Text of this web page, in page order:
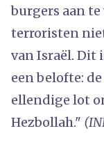
burgers aan
terroristen
van Israël. Dit
een belofte:
ellendige lot
Hezbollah."